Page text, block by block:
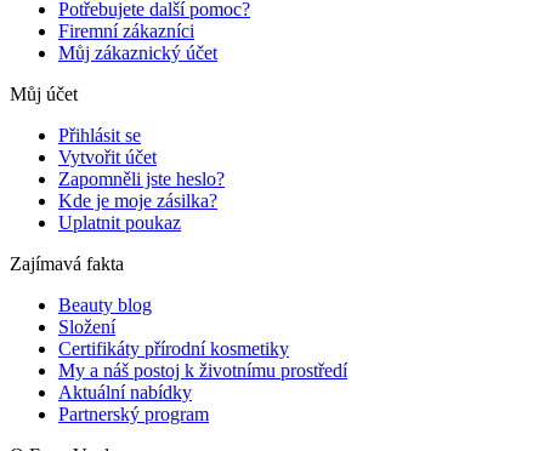
Potřebujete další pomoc?
Firemní zákazníci
Můj zákaznický účet
Můj účet
Přihlásit se
Vytvořit účet
Zapomněli jste heslo?
Kde je moje zásilka?
Uplatnit poukaz
Zajímavá fakta
Beauty blog
Složení
Certifikáty přírodní kosmetiky
My a náš postoj k životnímu prostředí
Aktuální nabídky
Partnerský program